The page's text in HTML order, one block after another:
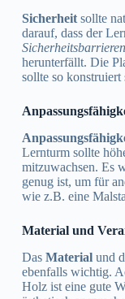
Sicherheitsollte
darauf, dass der
Sicherheitsbarrieren
herunterfällt. Die
sollte so
Lernturm sollte
mitzuwachsen. Es
genug ist, um für
wie z.B. eine
Material und
Das Materialund
ebenfalls wichtig.
Holz ist eine gute